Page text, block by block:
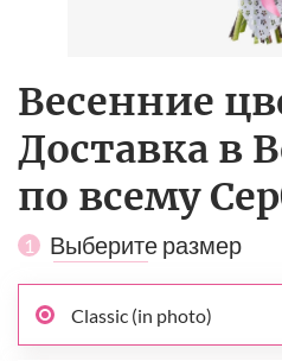
Весенние
Доставка в
по всему
1 Выберите размер
Classic (in photo)